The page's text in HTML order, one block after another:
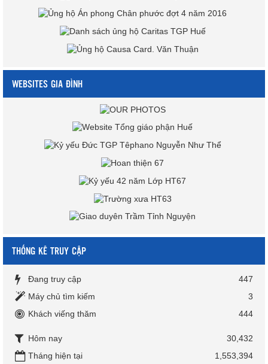
WEBSITES GIA ĐÌNH
THỐNG KÊ TRUY CẬP
Đang truy cập
447
Máy chủ tìm kiếm
3
Khách viếng thăm
444
Hôm nay
30,432
Tháng hiện tại
1,553,394